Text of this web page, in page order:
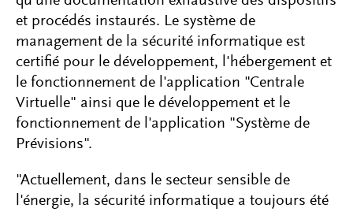
et procédés instaurés. Le système de
management de la sécurité informatique est
certifié pour le développement, l'hébergement et
le fonctionnement de l'application "Centrale
Virtuelle" ainsi que le développement et le
fonctionnement de l'application "Système de
Prévisions".
"Actuellement, dans le secteur sensible de
l'énergie, la sécurité informatique a toujours été